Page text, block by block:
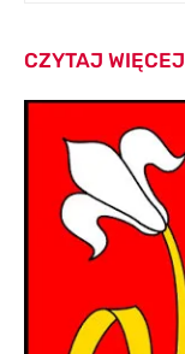
CZYTAJ WIĘCEJ